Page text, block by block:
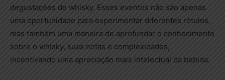
degustações de whisky. Esses eventos não são apenas
uma oportunidade para experimentar diferentes rótulos,
mas também uma maneira de aprofundar o conhecimento
sobre o whisky, suas notas e complexidades,
incentivando uma apreciação mais intelectual da bebida.